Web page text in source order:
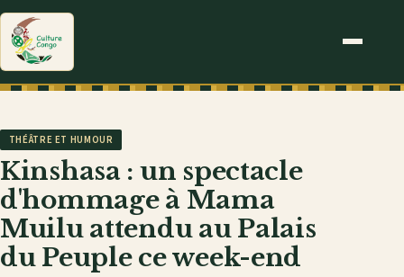
THÉÂTRE ET HUMOUR
Kinshasa : un spectacle
d'hommage à Mama
Muilu attendu au Palais
du Peuple ce week-end